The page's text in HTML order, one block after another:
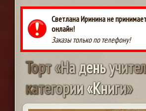
Светлана Иринина не
онлайн!
Заказы только по телефону!
Торт«Наденьучител
категории«Книги»